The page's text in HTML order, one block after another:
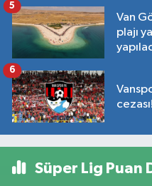
Van
plajı
5
cezası!
6
Süper Lig Puan